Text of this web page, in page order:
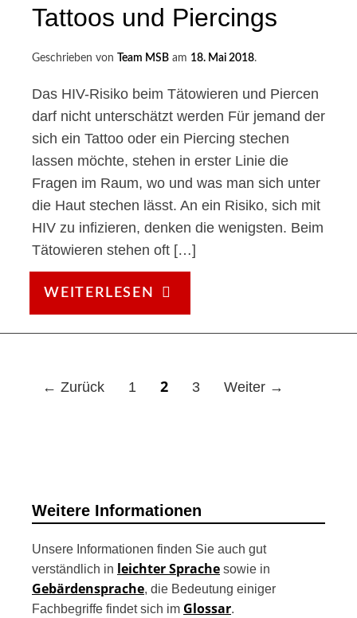
Tattoos und Piercings
Geschrieben von Team MSB am 18. Mai 2018.
Das HIV-Risiko beim Tätowieren und Piercen
darf nicht unterschätzt werden Für jemand der
sich ein Tattoo oder ein Piercing stechen
lassen möchte, stehen in erster Linie die
Fragen im Raum, wo und was man sich unter
die Haut stechen lässt. An ein Risiko, sich mit
HIV zu infizieren, denken die wenigsten. Beim
Tätowieren stehen oft […]
WEITERLESEN
ANSTECKUNG
DURCH
g
n
v
← Zurück 1 2 3 Weiter →
Weitere Informationen
Unsere Informationen finden Sie auch gut
verständlich in leichter Sprache sowie in
Gebärdensprache, die Bedeutung einiger
Fachbegriffe findet sich im Glossar.